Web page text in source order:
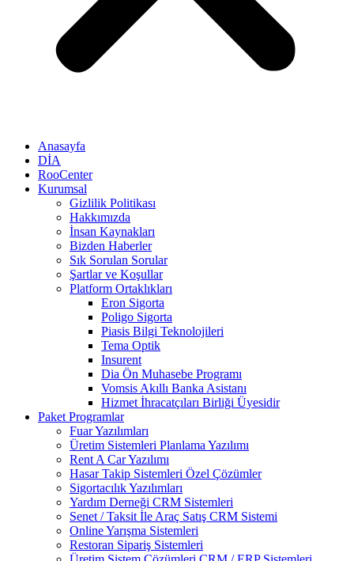
Anasayfa
DİA
RooCenter
Kurumsal
Gizlilik Politikası
Hakkımızda
İnsan Kaynakları
Bizden Haberler
Sık Sorulan Sorular
Şartlar ve Koşullar
Platform Ortaklıkları
Eron Sigorta
Poligo Sigorta
Piasis Bilgi Teknolojileri
Tema Optik
Insurent
Dia Ön Muhasebe Programı
Vomsis Akıllı Banka Asistanı
Hizmet İhracatçıları Birliği Üyesidir
Paket Programlar
Fuar Yazılımları
Üretim Sistemleri Planlama Yazılımı
Rent A Car Yazılımı
Hasar Takip Sistemleri Özel Çözümler
Sigortacılık Yazılımları
Yardım Derneği CRM Sistemleri
Senet / Taksit İle Araç Satış CRM Sistemi
Online Yarışma Sistemleri
Restoran Sipariş Sistemleri